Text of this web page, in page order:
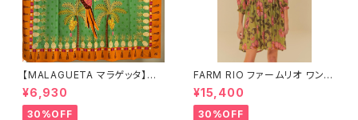
【MALAGUETA マラゲッタ】カ
ンガ TROPICAL
¥6,930
30%OFF
FARM RIO ファームリオ ワンピ
ース Aurora Floral
¥15,400
30%OFF